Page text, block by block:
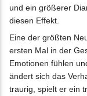
und ein größerer
diesen Effekt.
Eine der größten
ersten Mal in der
Emotionen fühlen
ändert sich das
traurig, spielt er ein